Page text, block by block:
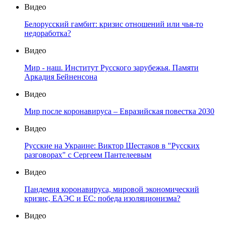
Видео
Белорусский гамбит: кризис отношений или чья-то
недоработка?
Видео
Мир - наш. Институт Русского зарубежья. Памяти
Аркадия Бейненсона
Видео
Мир после коронавируса – Евразийская повестка 2030
Видео
Русские на Украине: Виктор Шестаков в "Русских
разговорах" с Сергеем Пантелеевым
Видео
Пандемия коронавируса, мировой экономический
кризис, ЕАЭС и ЕС: победа изоляционизма?
Видео